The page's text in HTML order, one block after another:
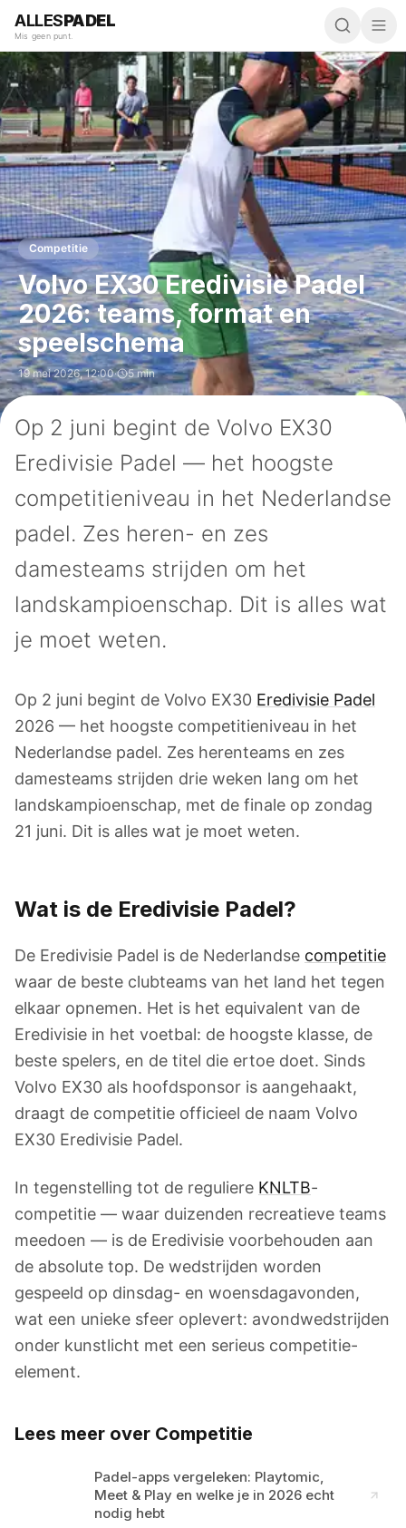
ALLESPADEL
Mis geen punt.
Competitie
Volvo EX30 Eredivisie Padel
2026: teams, format en
speelschema
19 mei 2026,12:00· 5 min
Op 2 juni begint de Volvo EX30
Eredivisie Padel — het hoogste
competitieniveau in het Nederlandse
padel. Zes heren- en zes
damesteams strijden om het
landskampioenschap. Dit is alles wat
je moet weten.
Op 2 juni begint de Volvo EX30 Eredivisie Padel
2026 — het hoogste competitieniveau in het
Nederlandse padel. Zes herenteams en zes
damesteams strijden drie weken lang om het
landskampioenschap, met de finale op zondag
21 juni. Dit is alles wat je moet weten.
Wat is de Eredivisie Padel?
De Eredivisie Padel is de Nederlandse competitie
waar de beste clubteams van het land het tegen
elkaar opnemen. Het is het equivalent van de
Eredivisie in het voetbal: de hoogste klasse, de
beste spelers, en de titel die ertoe doet. Sinds
Volvo EX30 als hoofdsponsor is aangehaakt,
draagt de competitie officieel de naam Volvo
EX30 Eredivisie Padel.
In tegenstelling tot de reguliere KNLTB-
competitie — waar duizenden recreatieve teams
meedoen — is de Eredivisie voorbehouden aan
de absolute top. De wedstrijden worden
gespeeld op dinsdag- en woensdagavonden,
wat een unieke sfeer oplevert: avondwedstrijden
onder kunstlicht met een serieus competitie-
element.
Lees meer over Competitie
Padel-apps vergeleken: Playtomic,
Meet & Play en welke je in 2026 echt
nodig hebt